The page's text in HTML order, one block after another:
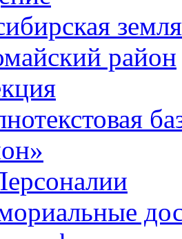
земля
район